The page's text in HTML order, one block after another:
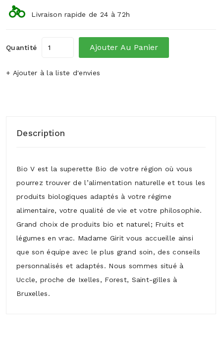
Livraison rapide de 24 à 72h
Quantité Ajouter Au Panier
+ Ajouter à la liste d'envies
Description
Bio V est la superette Bio de votre région où vous
pourrez trouver de l’alimentation naturelle et tous les
produits biologiques adaptés à votre régime
alimentaire, votre qualité de vie et votre philosophie.
Grand choix de produits bio et naturel; Fruits et
légumes en vrac. Madame Girit vous accueille ainsi
que son équipe avec le plus grand soin, des conseils
personnalisés et adaptés. Nous sommes situé à
Uccle, proche de Ixelles, Forest, Saint-gilles à
Bruxelles.